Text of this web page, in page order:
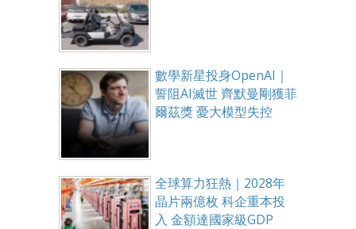
數學新星投身OpenAI｜
誓阻AI滅世 齊默曼剛獲菲
爾茲獎 憂大模型失控
全球算力狂熱｜2028年
晶片兩億枚 科企重本投
入 金額達國家級GDP